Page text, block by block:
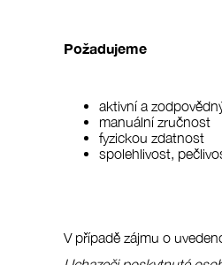
Požadujeme
aktivní a
manuální zručnost
fyzickou zdatnost
spolehlivost,
V případě zájmu o